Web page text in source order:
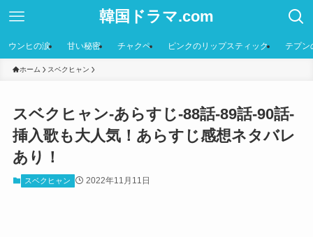
韓国ドラマ.com
ウンヒの涙 甘い秘密 チャクペ ピンクのリップスティック テプン
ホーム スベクヒャン
スベクヒャン-あらすじ-88話-89話-90話-
挿入歌も大人気！あらすじ感想ネタバレ
あり！
スベクヒャン 2022年11月11日